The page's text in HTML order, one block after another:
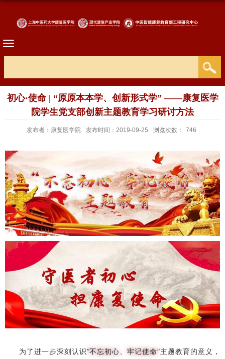
初心·使命 | “原原本本学、创新形式学” ——康复医学
院学生党支部创新主题教育学习研讨方法
发布者：康复医学院 发布时间：2019-09-25 浏览次数： 746
为了进一步深刻认识“不忘初心、牢记使命”主题教育的意义，